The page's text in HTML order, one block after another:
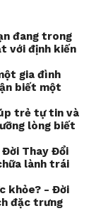
đang trong
với định kiến
gia đình
biết một
trẻ tự tin và
lòng biết
Thay Đổi
lành trái
khỏe? - Đời
đặc trưng